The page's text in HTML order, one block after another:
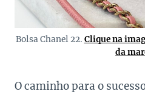
Bolsa Chanel 22. Clique na
da
O caminho para o